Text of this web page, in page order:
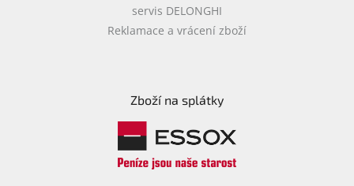
servis DELONGHI
Reklamace a vrácení zboží
Zboží na splátky